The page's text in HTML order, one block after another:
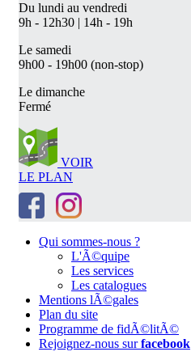
Du lundi au vendredi
9h - 12h30 | 14h - 19h
Le samedi
9h00 - 19h00 (non-stop)
Le dimanche
Fermé
VOIR
LE PLAN
Qui sommes-nous ?
L'Ã©quipe
Les services
Les catalogues
Mentions lÃ©gales
Plan du site
Programme de fidÃ©litÃ©
Rejoignez-nous sur facebook